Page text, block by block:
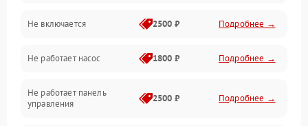
Нагрев
Вода
Гигиена
Не включается 2500 ₽ Подробнее →
Не работает насос 1800 ₽ Подробнее →
Не работает панель
управления
2500 ₽ Подробнее →